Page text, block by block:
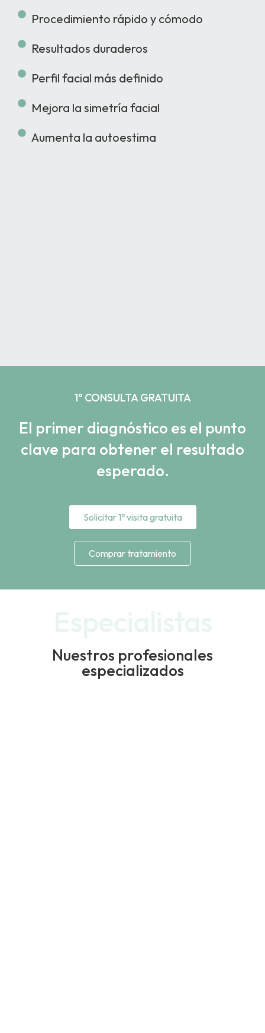
Procedimiento rápido y cómodo
Resultados duraderos
Perfil facial más definido
Mejora la simetría facial
Aumenta la autoestima
1ª CONSULTA GRATUITA
El primer diagnóstico es el punto
clave para obtener el resultado
esperado.
Solicitar 1ª visita gratuita
Comprar tratamiento
Nuestros profesionales
especializados